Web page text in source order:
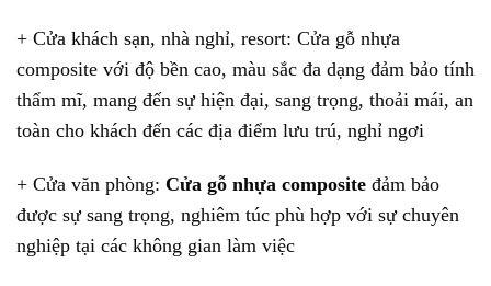
+ Cửa khách sạn, nhà nghỉ, resort: Cửa gỗ nhựa
composite với độ bền cao, màu sắc đa dạng đảm bảo tính
thẩm mĩ, mang đến sự hiện đại, sang trọng, thoải mái, an
toàn cho khách đến các địa điểm lưu trú, nghỉ ngơi
+ Cửa văn phòng: Cửa gỗ nhựa composite đảm bảo
được sự sang trọng, nghiêm túc phù hợp với sự chuyên
nghiệp tại các không gian làm việc